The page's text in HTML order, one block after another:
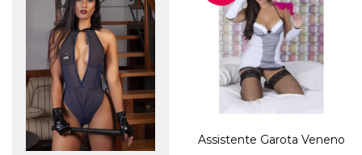
Assistente Garota Veneno